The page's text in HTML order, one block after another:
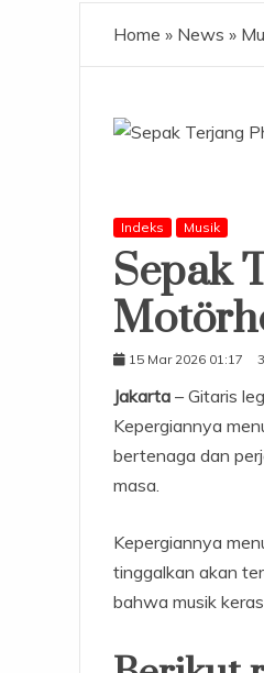
Home » News »
Indeks Musik
Sepak
15 Mar 2026 01:17
Jakarta – Gitaris
Kepergiannya
bertenaga dan
masa.
Kepergiannya
tinggalkan akan
bahwa musik